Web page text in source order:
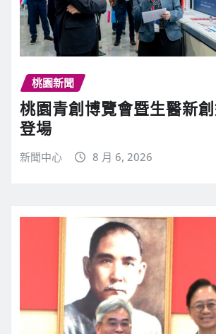
桃園新聞
桃園青創博覽會暨生醫新
登場
新聞中心 8 月 6, 2026